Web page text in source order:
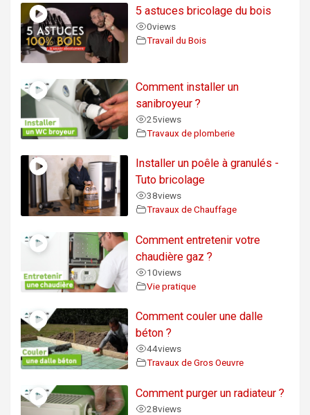
5 astuces bricolage du bois
0views
Travail du Bois
Comment installer un
sanibroyeur ?
25views
Travaux de plomberie
Installer un poêle à granulés -
Tuto bricolage
38views
Travaux de Chauffage
Comment entretenir votre
chaudière gaz ?
10views
Vie pratique
Comment couler une dalle
béton ?
44views
Travaux de Gros Oeuvre
Comment purger un radiateur ?
28views